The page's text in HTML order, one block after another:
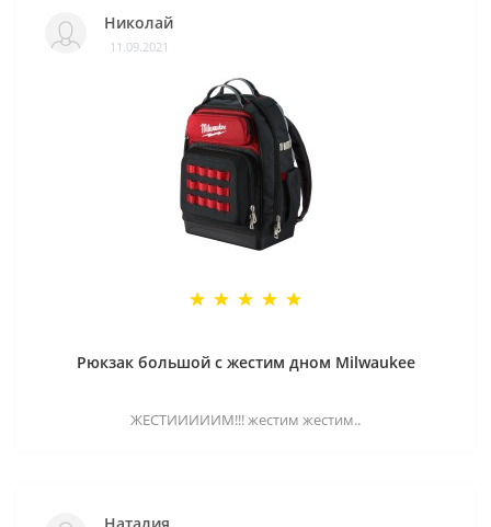
Николай
11.09.2021
Рюкзак большой с жестим дном Milwaukee
ЖЕСТИИИИИМ!!! жестим жестим..